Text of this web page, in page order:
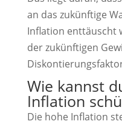
an das zukünftige
Inflation enttäuscht
der zukünftigen
Wie kannst
Inflation
Die hohe Inflation